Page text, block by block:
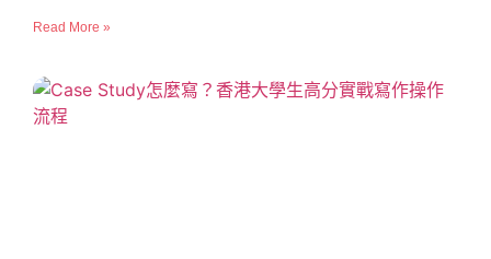
Read More »